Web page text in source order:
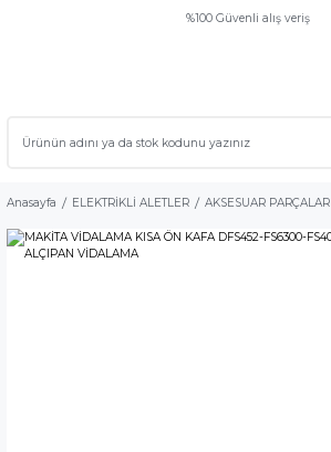
%100 Güvenli alış veriş
Anasayfa ELEKTRİKLİ ALETLER AKSESUAR PARÇALAR